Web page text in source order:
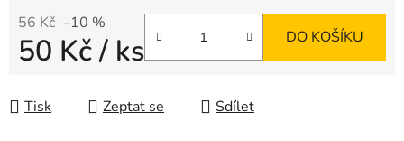
56 Kč –10 %
50 Kč/ ks DO KOŠÍKU
Tisk Zeptat se Sdílet